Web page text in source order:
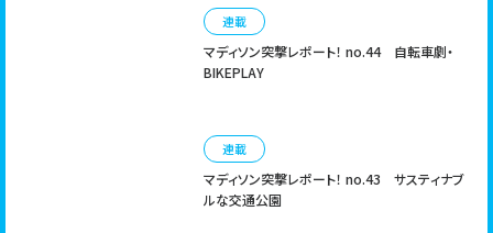
連載
マディソン突撃レポート！ no.44 自転車劇・
BIKEPLAY
連載
マディソン突撃レポート！ no.43 サスティナブ
ルな交通公園